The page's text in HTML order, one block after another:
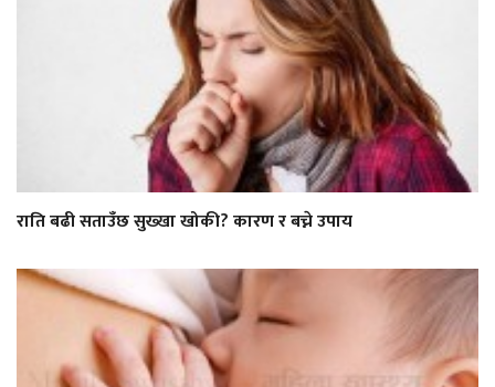
राति बढी सताउँछ सुख्खा खोकी? कारण र बच्ने उपाय